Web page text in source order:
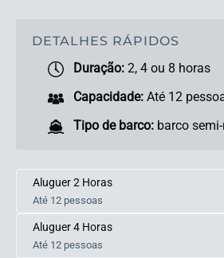
DETALHES RÁPIDOS
Duração: 2, 4 ou 8 horas
Capacidade: Até 12
Tipo de barco: barco
Aluguer 2 Horas
Até 12 pessoas
Aluguer 4 Horas
Até 12 pessoas